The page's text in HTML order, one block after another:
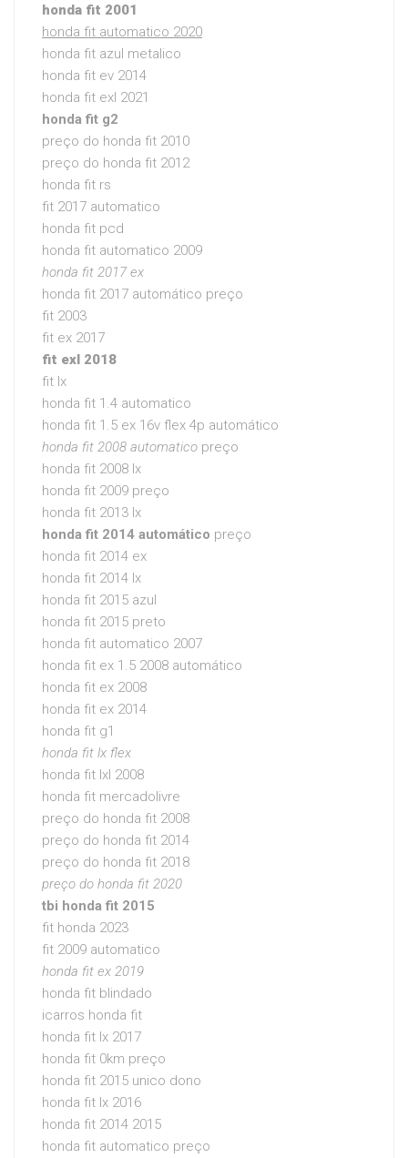
honda fit 2001
honda fit automatico 2020
honda fit azul metalico
honda fit ev 2014
honda fit exl 2021
honda fit g2
preço do honda fit 2010
preço do honda fit 2012
honda fit rs
fit 2017 automatico
honda fit pcd
honda fit automatico 2009
honda fit 2017 ex
honda fit 2017 automático preço
fit 2003
fit ex 2017
fit exl 2018
fit lx
honda fit 1.4 automatico
honda fit 1.5 ex 16v flex 4p automático
honda fit 2008 automatico preço
honda fit 2008 lx
honda fit 2009 preço
honda fit 2013 lx
honda fit 2014 automático preço
honda fit 2014 ex
honda fit 2014 lx
honda fit 2015 azul
honda fit 2015 preto
honda fit automatico 2007
honda fit ex 1.5 2008 automático
honda fit ex 2008
honda fit ex 2014
honda fit g1
honda fit lx flex
honda fit lxl 2008
honda fit mercadolivre
preço do honda fit 2008
preço do honda fit 2014
preço do honda fit 2018
preço do honda fit 2020
tbi honda fit 2015
fit honda 2023
fit 2009 automatico
honda fit ex 2019
honda fit blindado
icarros honda fit
honda fit lx 2017
honda fit 0km preço
honda fit 2015 unico dono
honda fit lx 2016
honda fit 2014 2015
honda fit automatico preço